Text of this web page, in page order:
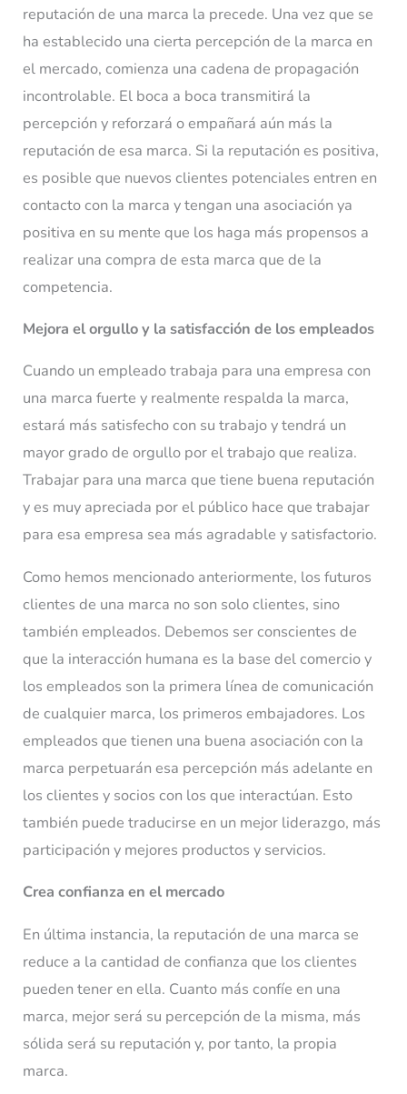
reputación de una marca la precede. Una vez que se
ha establecido una cierta percepción de la marca en
el mercado, comienza una cadena de propagación
incontrolable. El boca a boca transmitirá la
percepción y reforzará o empañará aún más la
reputación de esa marca. Si la reputación es positiva,
es posible que nuevos clientes potenciales entren en
contacto con la marca y tengan una asociación ya
positiva en su mente que los haga más propensos a
realizar una compra de esta marca que de la
competencia.
Mejora el orgullo y la satisfacción de los empleados
Cuando un empleado trabaja para una empresa con
una marca fuerte y realmente respalda la marca,
estará más satisfecho con su trabajo y tendrá un
mayor grado de orgullo por el trabajo que realiza.
Trabajar para una marca que tiene buena reputación
y es muy apreciada por el público hace que trabajar
para esa empresa sea más agradable y satisfactorio.
Como hemos mencionado anteriormente, los futuros
clientes de una marca no son solo clientes, sino
también empleados. Debemos ser conscientes de
que la interacción humana es la base del comercio y
los empleados son la primera línea de comunicación
de cualquier marca, los primeros embajadores. Los
empleados que tienen una buena asociación con la
marca perpetuarán esa percepción más adelante en
los clientes y socios con los que interactúan. Esto
también puede traducirse en un mejor liderazgo, más
participación y mejores productos y servicios.
Crea confianza en el mercado
En última instancia, la reputación de una marca se
reduce a la cantidad de confianza que los clientes
pueden tener en ella. Cuanto más confíe en una
marca, mejor será su percepción de la misma, más
sólida será su reputación y, por tanto, la propia
marca.